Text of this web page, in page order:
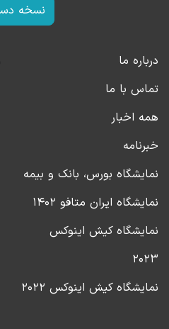
نسخه
درباره ما
تماس با ما
همه اخبار
خبرنامه
نمایشگاه بورس، بانک و بیمه
نمایشگاه ایران متافو ۱۴۰۲
نمایشگاه کیش اینوکس
۲۰۲۳
نمایشگاه کیش اینوکس ۲۰۲۲